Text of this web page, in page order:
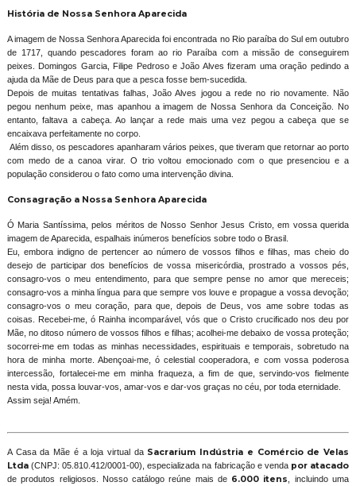
História de Nossa Senhora Aparecida
A imagem de Nossa Senhora Aparecida foi encontrada no Rio paraíba do Sul em outubro
de 1717, quando pescadores foram ao rio Paraíba com a missão de conseguirem
peixes. Domingos Garcia, Filipe Pedroso e João Alves fizeram uma oração pedindo a
ajuda da Mãe de Deus para que a pesca fosse bem-sucedida.
Depois de muitas tentativas falhas, João Alves jogou a rede no rio novamente. Não
pegou nenhum peixe, mas apanhou a imagem de Nossa Senhora da Conceição. No
entanto, faltava a cabeça. Ao lançar a rede mais uma vez pegou a cabeça que se
encaixava perfeitamente no corpo.
Além disso, os pescadores apanharam vários peixes, que tiveram que retornar ao porto
com medo de a canoa virar. O trio voltou emocionado com o que presenciou e a
população considerou o fato como uma intervenção divina.
Consagração a Nossa Senhora Aparecida
Ó Maria Santíssima, pelos méritos de Nosso Senhor Jesus Cristo, em vossa querida
imagem de Aparecida, espalhais inúmeros benefícios sobre todo o Brasil.
Eu, embora indigno de pertencer ao número de vossos filhos e filhas, mas cheio do
desejo de participar dos benefícios de vossa misericórdia, prostrado a vossos pés,
consagro-vos o meu entendimento, para que sempre pense no amor que mereceis;
consagro-vos a minha língua para que sempre vos louve e propague a vossa devoção;
consagro-vos o meu coração, para que, depois de Deus, vos ame sobre todas as
coisas. Recebei-me, ó Rainha incomparável, vós que o Cristo crucificado nos deu por
Mãe, no ditoso número de vossos filhos e filhas; acolhei-me debaixo de vossa proteção;
socorrei-me em todas as minhas necessidades, espirituais e temporais, sobretudo na
hora de minha morte. Abençoai-me, ó celestial cooperadora, e com vossa poderosa
intercessão, fortalecei-me em minha fraqueza, a fim de que, servindo-vos fielmente
nesta vida, possa louvar-vos, amar-vos e dar-vos graças no céu, por toda eternidade.
Assim seja! Amém.
A Casa da Mãe é a loja virtual daSacrarium Indústria e Comércio de Velas
Ltda(CNPJ: 05.810.412/0001-00), especializada na fabricação e venda por atacado
de produtos religiosos. Nosso catálogo reúne mais de 6.000 itens
, incluindo uma